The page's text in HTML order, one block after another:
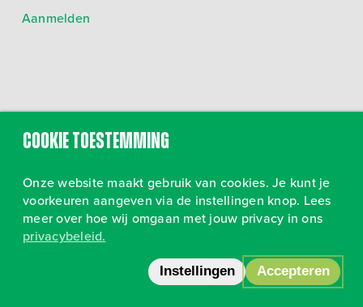
Aanmelden
Volg ons op Instagram•Privacy
Cookie toestemming
Onze website maakt gebruik van cookies. Je kunt je
voorkeuren aangeven via de instellingen knop. Lees
meer over hoe wij omgaan met jouw privacy in ons
privacybeleid.
Instellingen Accepteren